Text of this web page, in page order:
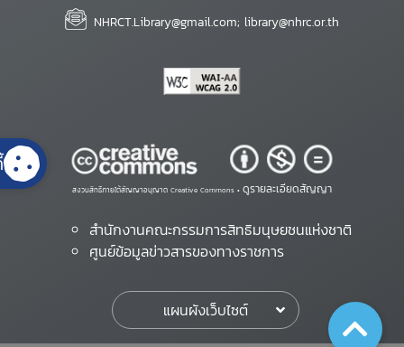
NHRCT.Library@gmail.com; library@nhrc.or.th
สงวนสิทธิ์ภายใต้สัญญาอนุญาต Creative Commons • ดูรายละเอียดสัญญา
สำนักงานคณะกรรมการสิทธิมนุษยชนแห่งชาติ
ศูนย์ข้อมูลข่าวสารของทางราชการ
แผนผังเว็บไซต์